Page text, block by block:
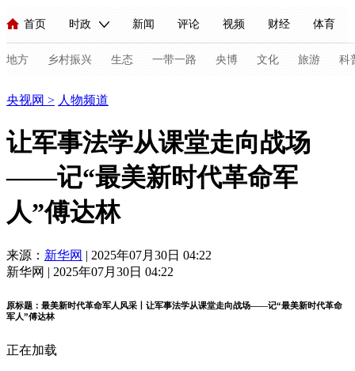
首页 时政 新闻 评论 视频 财经 体育
人民领袖习近平 联播+ 中国领导人 央视快评 习式妙语
直播 栏目大全 节目单 听音 微视频 主持人
海外频道 iPanda English Монгол
地方 乡村振兴 生态 一带一路 央博 文化 旅游 科
新闻 国内 国际 评论 经济 军事
人民领袖习近平
视频
现场 前线 比划 快看
体育 直播 竞猜 2026年世界杯 2026年冬奥会
VIP会员
央视网 > 人物频道
让军事法学从课堂走向战场
——记“最美新时代革命军
人”傅达林
来源： 新华网 | 2025年07月30日 04:22
新华网 | 2025年07月30日 04:22
原标题：最美新时代革命军人风采丨让军事法学从课堂走向战场——记“最美新时代革命
军人”傅达林
正在加载